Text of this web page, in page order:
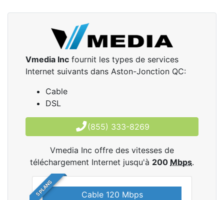
Vmedia Inc fournit les types de services
Internet suivants dans Aston-Jonction QC:
Cable
DSL
(855) 333-8269
Vmedia Inc offre des vitesses de
téléchargement Internet jusqu'à 200 Mbps.
5 PLANS Cable 120 Mbps